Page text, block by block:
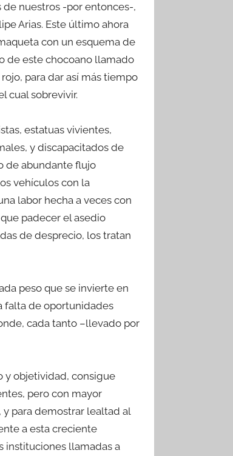
de nuestros -por entonces-,
Arias. Este último ahora
con un esquema de
de este chocoano llamado
para dar así más tiempo
cual sobrevivir.
estatuas vivientes,
y discapacitados de
de abundante flujo
vehículos con la
labor hecha a veces con
padecer el asedio
de desprecio, los tratan
peso que se invierte en
falta de oportunidades
cada tanto –llevado por
y objetividad, consigue
pero con mayor
y para demostrar lealtad al
a esta creciente
instituciones llamadas a